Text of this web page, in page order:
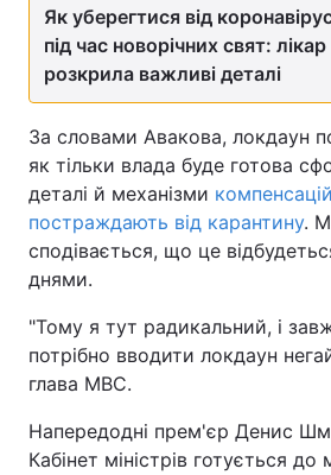
Як уберегтися від
під час новорічних свят: лікар
розкрила важливі деталі
За словами Авакова, локдаун
як тільки влада буде готова
деталі й механізми
постраждають від карантину.
сподівається, що це
днями.
"Тому я тут радикальний, і
потрібно вводити локдаун
глава МВС.
Напередодні прем'єр Денис
Кабінет міністрів готується